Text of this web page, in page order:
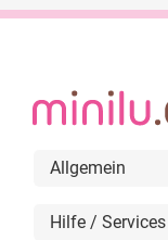
Allgemein
Hilfe / Services